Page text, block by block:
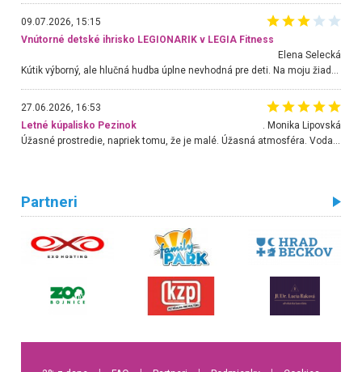
09.07.2026, 15:15
Vnútorné detské ihrisko LEGIONARIK v LEGIA Fitness
Elena Selecká
Kútik výborný, ale hlučná hudba úplne nevhodná pre deti. Na moju žiadosť o aspoň sušenie nereagovali.
27.06.2026, 16:53
Letné kúpalisko Pezinok
. Monika Lipovská
Úžasné prostredie, napriek tomu, že je malé. Úžasná atmosféra. Voda fantastická a nádherná. Ľudí je pomerne veľa, ale su mili a ohľaduplní. Je veľmi zaujímavé sledovať, ako dokážu spolu športovať cudzí ľudia a bez ohľadu na vek. Vládne tu pohoda. Vnuka neviem dostať z vody. Ďakujem za krásny deň . Urcite sa sem vrátim. Jediný problém je s parkovaním, ale aj ten sa mi podarilo vyriešiť. Monika Bratislava
Partneri